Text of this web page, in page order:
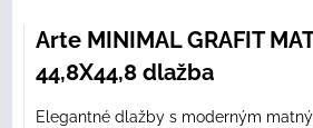
Arte MINIMAL GRAFIT
44,8X44,8 dlažba
Elegantné dlažby s moderným